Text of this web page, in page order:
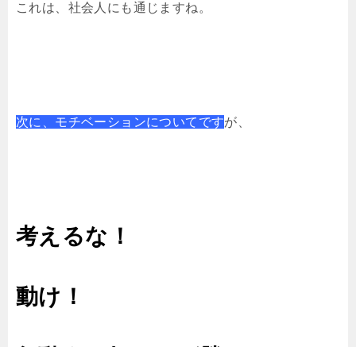
これは、社会人にも通じますね。
次に、モチベーションについてですが、
考えるな！
動け！